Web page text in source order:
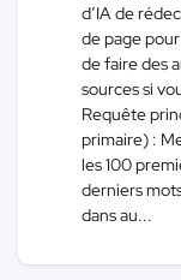
d’IA de
de page
de faire des
sources si
Requête
primaire) :
les 100
derniers
dans au...